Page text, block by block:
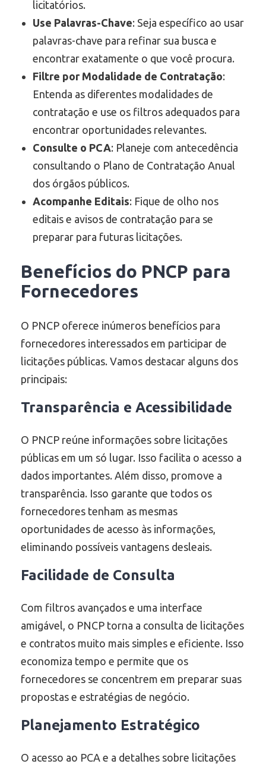
licitatórios.
Use Palavras-Chave: Seja específico ao usar
palavras-chave para refinar sua busca e
encontrar exatamente o que você procura.
Filtre por Modalidade de Contratação:
Entenda as diferentes modalidades de
contratação e use os filtros adequados para
encontrar oportunidades relevantes.
Consulte o PCA: Planeje com antecedência
consultando o Plano de Contratação Anual
dos órgãos públicos.
Acompanhe Editais: Fique de olho nos
editais e avisos de contratação para se
preparar para futuras licitações.
Benefícios do PNCP para
Fornecedores
O PNCP oferece inúmeros benefícios para
fornecedores interessados em participar de
licitações públicas. Vamos destacar alguns dos
principais:
Transparência e Acessibilidade
O PNCP reúne informações sobre licitações
públicas em um só lugar. Isso facilita o acesso a
dados importantes. Além disso, promove a
transparência. Isso garante que todos os
fornecedores tenham as mesmas
oportunidades de acesso às informações,
eliminando possíveis vantagens desleais.
Facilidade de Consulta
Com filtros avançados e uma interface
amigável, o PNCP torna a consulta de licitações
e contratos muito mais simples e eficiente. Isso
economiza tempo e permite que os
fornecedores se concentrem em preparar suas
propostas e estratégias de negócio.
Planejamento Estratégico
O acesso ao PCA e a detalhes sobre licitações